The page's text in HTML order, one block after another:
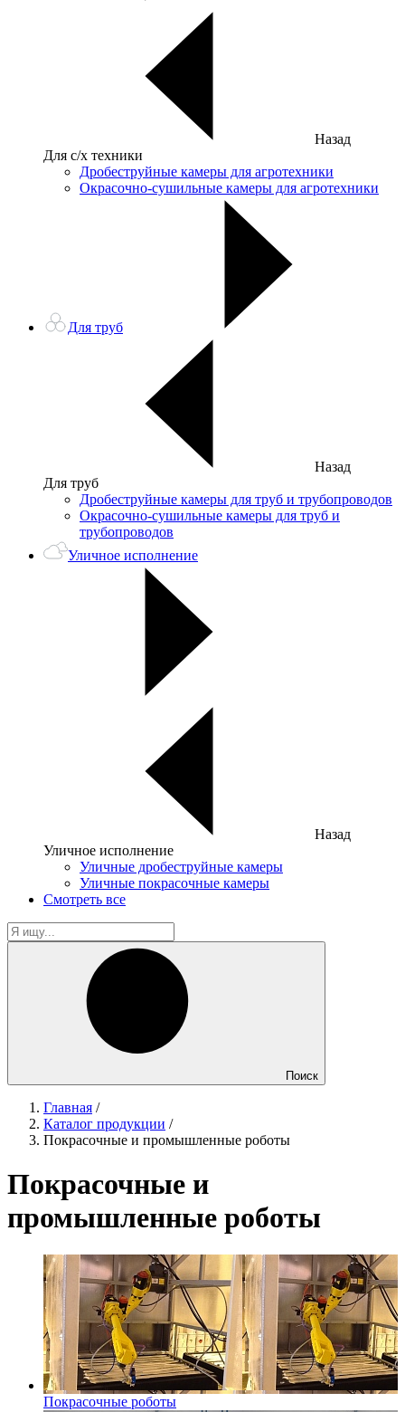
Назад
Для с/х техники
Дробеструйные камеры для агротехники
Окрасочно-сушильные камеры для агротехники
Для труб
Назад
Для труб
Дробеструйные камеры для труб и трубопроводов
Окрасочно-сушильные камеры для труб и
трубопроводов
Уличное исполнение
Назад
Уличное исполнение
Уличные дробеструйные камеры
Уличные покрасочные камеры
Смотреть все
Поиск
Главная /
Каталог продукции /
Покрасочные и промышленные роботы
Покрасочные и
промышленные роботы
Покрасочные роботы